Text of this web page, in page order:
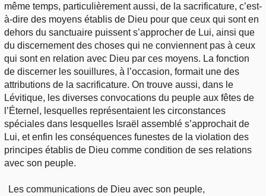
même temps, particulièrement aussi, de la sacrificature, c’est-
à-dire des moyens établis de Dieu pour que ceux qui sont en
dehors du sanctuaire puissent s’approcher de Lui, ainsi que
du discernement des choses qui ne conviennent pas à ceux
qui sont en relation avec Dieu par ces moyens. La fonction
de discerner les souillures, à l’occasion, formait une des
attributions de la sacrificature. On trouve aussi, dans le
Lévitique, les diverses convocations du peuple aux fêtes de
l’Éternel, lesquelles représentaient les circonstances
spéciales dans lesquelles Israël assemblé s’approchait de
Lui, et enfin les conséquences funestes de la violation des
principes établis de Dieu comme condition de ses relations
avec son peuple.
Les communications de Dieu avec son peuple,